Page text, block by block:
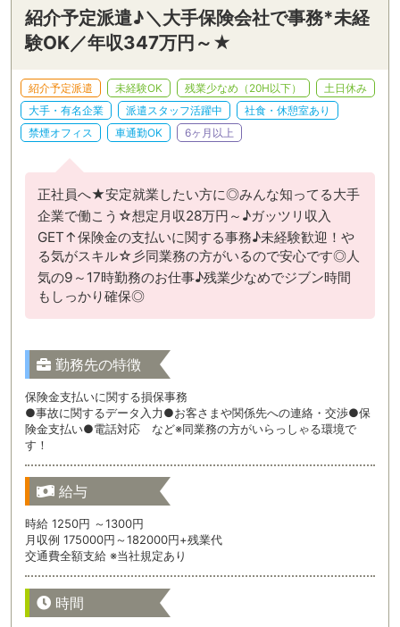
紹介予定派遣♪＼大手保険会社で事務*未経
験OK／年収347万円～★
紹介予定派遣 未経験OK 残業少なめ（20H以下）
土日休み
大手・有名企業
派遣スタッフ活躍中
社食・休憩室あり
禁煙オフィス
車通勤OK 6ヶ月以上
正社員へ★安定就業したい方に◎みんな知ってる大手
企業で働こう☆想定月収28万円～♪ガッツリ収入
GET↑保険金の支払いに関する事務♪未経験歓迎！や
る気がスキル☆彡同業務の方がいるので安心です◎人
気の9～17時勤務のお仕事♪残業少なめでジブン時間
もしっかり確保◎
勤務先の特徴
保険金支払いに関する損保事務
●事故に関するデータ入力●お客さまや関係先への連絡・交渉●保
険金支払い●電話対応 など※同業務の方がいらっしゃる環境で
す！
給与
時給 1250円 ～1300円
月収例 175000円～182000円+残業代
交通費全額支給 ※当社規定あり
時間